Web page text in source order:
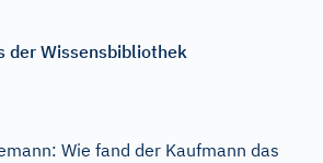
der Wissensbibliothek
Wie fand der Kaufmann das